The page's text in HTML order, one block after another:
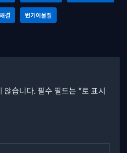
결 변기이물질
않습니다. 필수 필드는 *로 표시